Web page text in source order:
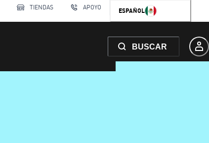
TIENDAS APOYO ESPAÑOL
BUSCAR